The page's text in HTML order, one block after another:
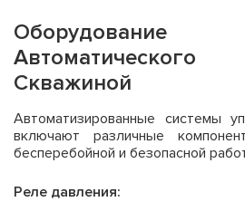
Автоматического
Скважиной
Автоматизированные системы
включают различные
бесперебойной и безопасной
Реле давления: